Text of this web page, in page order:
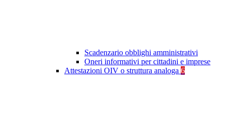
Scadenzario obblighi amministrativi
Oneri informativi per cittadini e imprese
Attestazioni OIV o struttura analoga 6